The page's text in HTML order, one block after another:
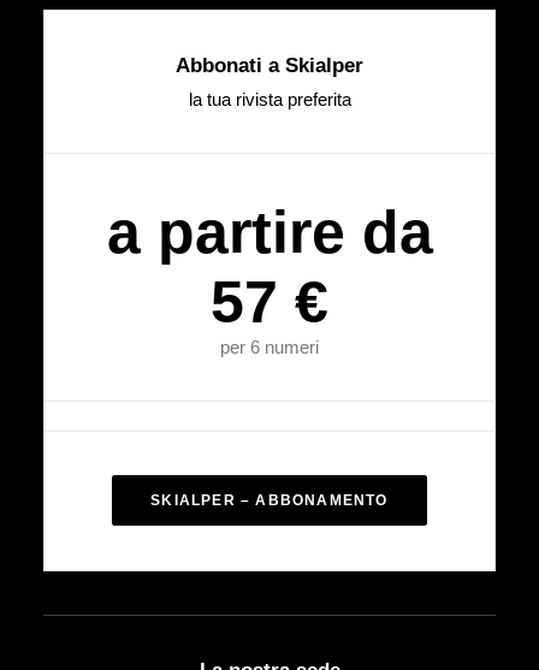
Abbonati a Skialper
la tua rivista preferita
a partire da
57 €
per 6 numeri
SKIALPER – ABBONAMENTO